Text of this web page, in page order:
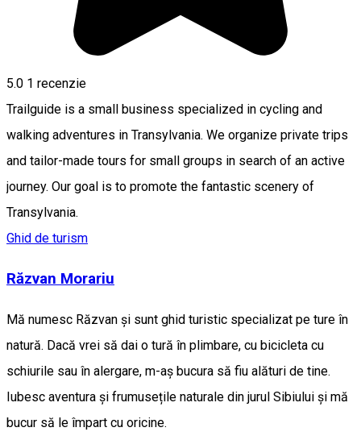
5.0 1 recenzie
Trailguide is a small business specialized in cycling and
walking adventures in Transylvania. We organize private trips
and tailor-made tours for small groups in search of an active
journey. Our goal is to promote the fantastic scenery of
Transylvania.
Ghid de turism
Răzvan Morariu
Mă numesc Răzvan și sunt ghid turistic specializat pe ture în
natură. Dacă vrei să dai o tură în plimbare, cu bicicleta cu
schiurile sau în alergare, m-aș bucura să fiu alături de tine.
Iubesc aventura și frumusețile naturale din jurul Sibiului și mă
bucur să le împart cu oricine.